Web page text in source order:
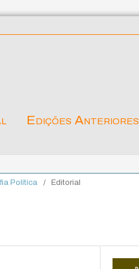
Edições Anteriores
Política / Editorial